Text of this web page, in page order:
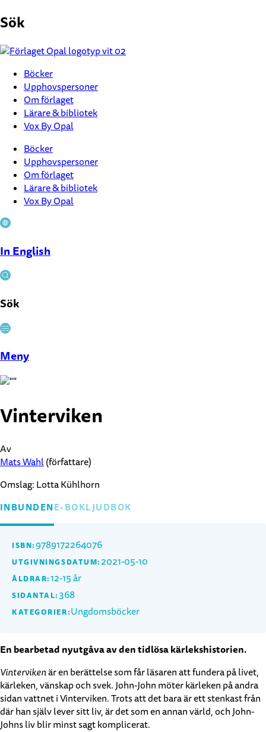
till
Sök
Böcker
Upphovspersoner
Om förlaget
Lärare & bibliotek
Vox By Opal
Böcker
Upphovspersoner
Om förlaget
Lärare & bibliotek
Vox By Opal
In English
Sök
Stäng
Meny
Vinterviken
Av
Mats Wahl(författare)
Omslag: Lotta Kühlhorn
INBUNDENE-BOKLJUDBOK
ISBN:9789172264076
UTGIVNINGSDATUM: 2021-05-10
ÅLDRAR:12-15 år
SIDANTAL:368
KATEGORIER:Ungdomsböcker
En bearbetad nyutgåva av den tidlösa kärlekshistorien.
Vintervikenär en berättelse som får läsaren att fundera på livet,
kärleken, vänskap och svek. John-John möter kärleken på andra
sidan vattnet i Vinterviken. Trots att det bara är ett stenkast från
där han själv lever sitt liv, är det som en annan värld, och John-
Johns liv blir minst sagt komplicerat.